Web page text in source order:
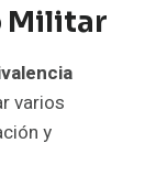
Militar
varios
y